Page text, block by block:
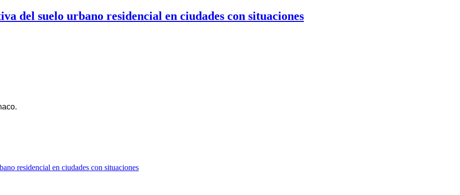
del suelo urbano residencial en ciudades con situaciones
residencial en ciudades con situaciones